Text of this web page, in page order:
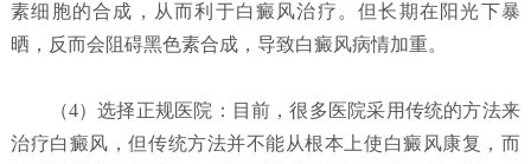
素细胞的合成，从而利于白癜风治疗。但长期在阳光下暴
晒，反而会阻碍黑色素合成，导致白癜风病情加重。
（4）选择正规医院： 目前，很多医院采用传统的方法来
治疗白癜风，但传统方法并不能从根本上使白癜风康复，而